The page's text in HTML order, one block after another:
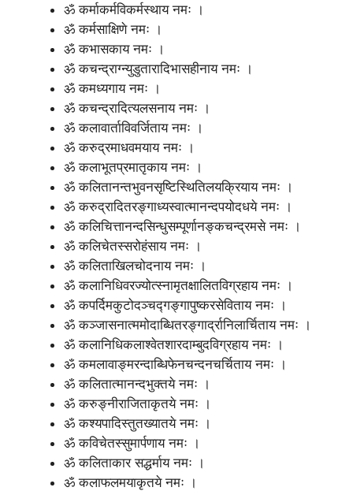
ॐ कर्माकर्मविकर्मस्थाय नमः ।
ॐ कर्मसाक्षिणे नमः ।
ॐ कभासकाय नमः ।
ॐ कचन्द्राग्न्युडुतारादिभासहीनाय नमः ।
ॐ कमध्यगाय नमः ।
ॐ कचन्द्रादित्यलसनाय नमः ।
ॐ कलावार्ताविवर्जिताय नमः ।
ॐ करुद्रमाधवमयाय नमः ।
ॐ कलाभूतप्रमातृकाय नमः ।
ॐ कलितानन्तभुवनसृष्टिस्थितिलयक्रियाय नमः ।
ॐ करुद्रादितरङ्गाध्यस्वात्मानन्दपयोदधये नमः ।
ॐ कलिचित्तानन्दसिन्धुसम्पूर्णानङ्कचन्द्रमसे नमः ।
ॐ कलिचेतस्सरोहंसाय नमः ।
ॐ कलिताखिलचोदनाय नमः ।
ॐ कलानिधिवरज्योत्स्नामृतक्षालितविग्रहाय नमः ।
ॐ कपर्दिमकुटोदञ्चद्गङ्गापुष्करसेविताय नमः ।
ॐ कञ्जासनात्ममोदाब्धितरङ्गार्द्रानिलार्चिताय नमः ।
ॐ कलानिधिकलाश्वेतशारदाम्बुदविग्रहाय नमः ।
ॐ कमलावाङ्मरन्दाब्धिफेनचन्दनचर्चिताय नमः ।
ॐ कलितात्मानन्दभुक्तये नमः ।
ॐ करुङ्नीराजिताकृतये नमः ।
ॐ कश्यपादिस्तुतख्यातये नमः ।
ॐ कविचेतस्सुमार्पणाय नमः ।
ॐ कलिताकार सद्धर्माय नमः ।
ॐ कलाफलमयाकृतये नमः ।